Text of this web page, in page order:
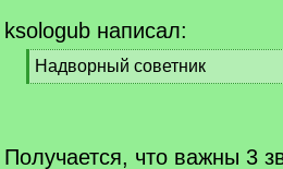
ksologub написал:
[
q
Надворный советник
[
Получается, что важны 3